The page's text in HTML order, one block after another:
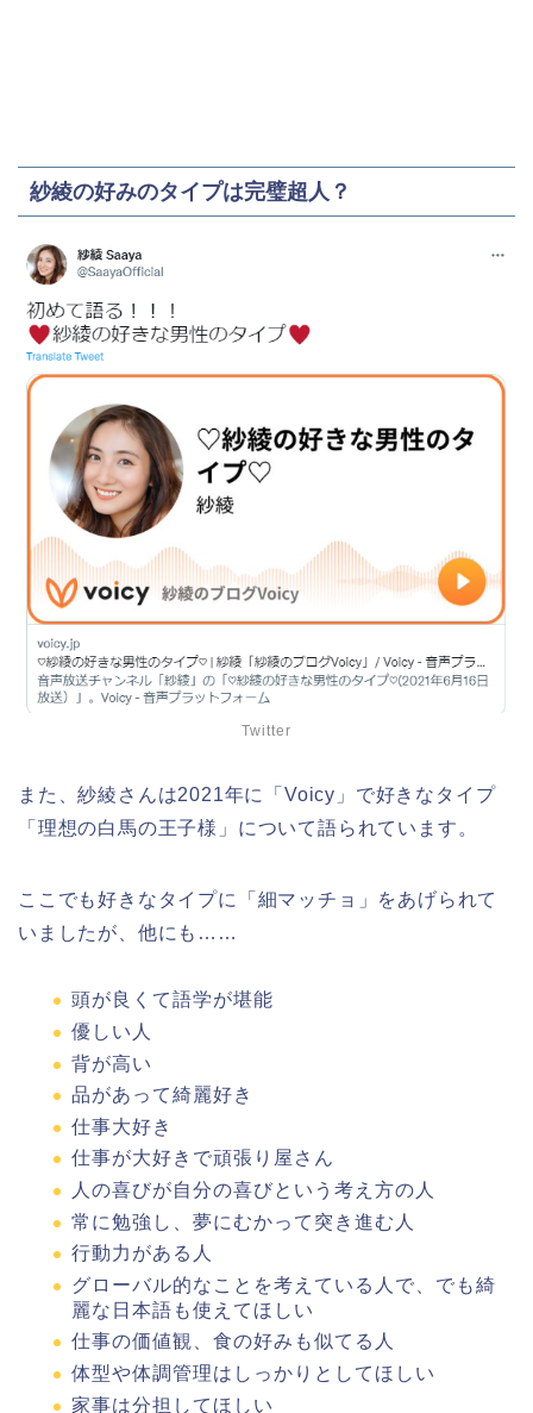
紗綾の好みのタイプは完璧超人？
Twitter
また、紗綾さんは2021年に「Voicy」で好きなタイプ
「理想の白馬の王子様」について語られています。
ここでも好きなタイプに「細マッチョ」をあげられて
いましたが、他にも……
頭が良くて語学が堪能
優しい人
背が高い
品があって綺麗好き
仕事大好き
仕事が大好きで頑張り屋さん
人の喜びが自分の喜びという考え方の人
常に勉強し、夢にむかって突き進む人
行動力がある人
グローバル的なことを考えている人で、でも綺
麗な日本語も使えてほしい
仕事の価値観、食の好みも似てる人
体型や体調管理はしっかりとしてほしい
家事は分担してほしい